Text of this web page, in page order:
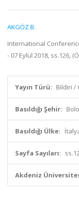
AKGÖZ B.
International
- 07 Eylül 2018, ss.126,
Yayın Türü: Bildiri /
Basıldığı Şehir:
Basıldığı Ülke:
Sayfa Sayıları:
Akdeniz